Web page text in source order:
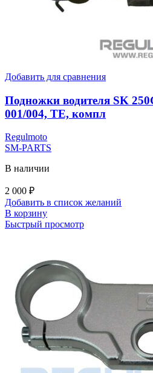
Добавить для сравнения
Подножки водителя SK
001/004, TE, компл
Regulmoto
SM-PARTS
В наличии
2 000 ₽
Добавить в список желаний
В корзину
Быстрый просмотр